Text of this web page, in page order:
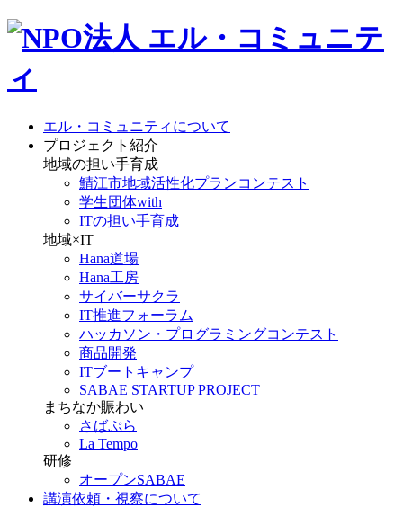
エル・コミュニティについて
プロジェクト紹介
地域の担い手育成
鯖江市地域活性化プランコンテスト
学生団体with
ITの担い手育成
地域×IT
Hana道場
Hana工房
サイバーサクラ
IT推進フォーラム
ハッカソン・プログラミングコンテスト
商品開発
ITブートキャンプ
SABAE STARTUP PROJECT
まちなか賑わい
さばぷら
La Tempo
研修
オープンSABAE
講演依頼・視察について